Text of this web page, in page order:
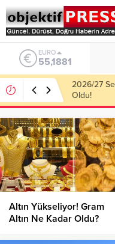
ALTIN
6.660,55
Haliliye
Yemek
Altın Yükseliyor! Gram
Altın Ne Kadar Oldu?